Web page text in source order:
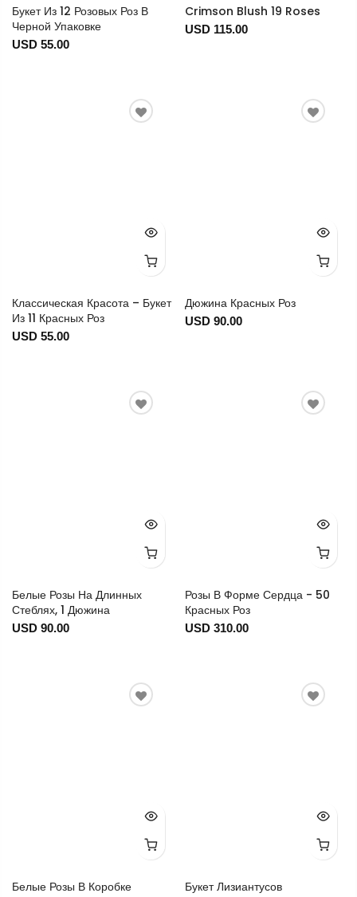
Букет Из 12 Розовых Роз В
Черной Упаковке
USD 55.00
Crimson Blush 19 Roses
USD 115.00
Классическая Красота – Букет
Из 11 Красных Роз
USD 55.00
Дюжина Красных Роз
USD 90.00
Белые Розы На Длинных
Стеблях, 1 Дюжина
USD 90.00
Розы В Форме Сердца - 50
Красных Роз
USD 310.00
Белые Розы В Коробке Букет Лизиантусов